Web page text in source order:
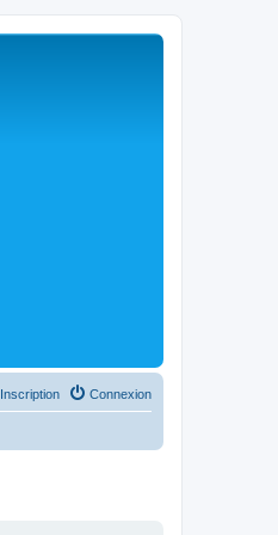
Connexion
Inscription